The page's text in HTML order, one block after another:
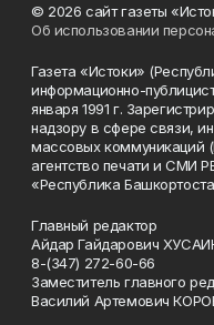
© 2026 сайт газеты
Об использовании
Газета «Истоки»
информационно-
января 1991 г.
надзору в сфере связи,
массовых
агентство печати и СМИ
«Республика
Главный редактор
Айдар Гайдарович
8-(347) 272-60-66
Заместитель главного
Василий Артемович